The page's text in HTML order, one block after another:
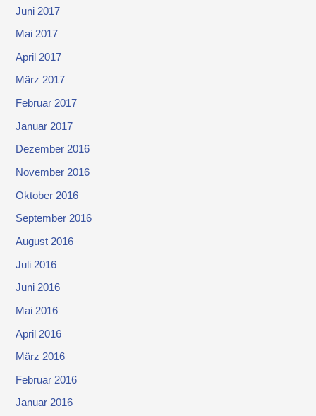
Juni 2017
Mai 2017
April 2017
März 2017
Februar 2017
Januar 2017
Dezember 2016
November 2016
Oktober 2016
September 2016
August 2016
Juli 2016
Juni 2016
Mai 2016
April 2016
März 2016
Februar 2016
Januar 2016